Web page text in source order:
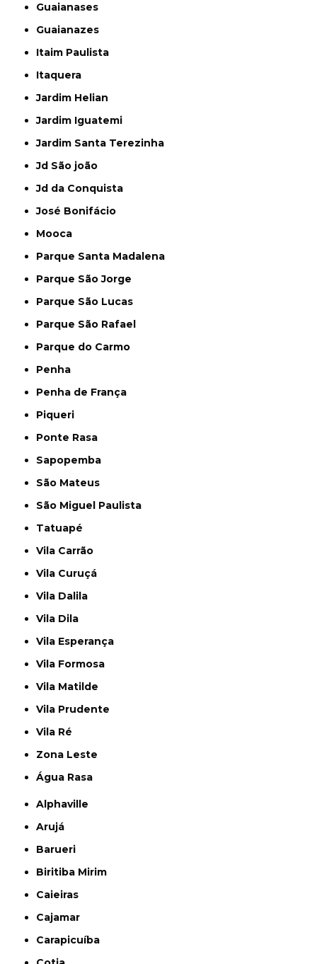
Guaianases
Guaianazes
Itaim Paulista
Itaquera
Jardim Helian
Jardim Iguatemi
Jardim Santa Terezinha
Jd São joão
Jd da Conquista
José Bonifácio
Mooca
Parque Santa Madalena
Parque São Jorge
Parque São Lucas
Parque São Rafael
Parque do Carmo
Penha
Penha de França
Piqueri
Ponte Rasa
Sapopemba
São Mateus
São Miguel Paulista
Tatuapé
Vila Carrão
Vila Curuçá
Vila Dalila
Vila Dila
Vila Esperança
Vila Formosa
Vila Matilde
Vila Prudente
Vila Ré
Zona Leste
Água Rasa
Alphaville
Arujá
Barueri
Biritiba Mirim
Caieiras
Cajamar
Carapicuíba